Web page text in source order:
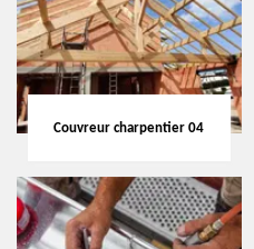
Couvreur charpentier 04